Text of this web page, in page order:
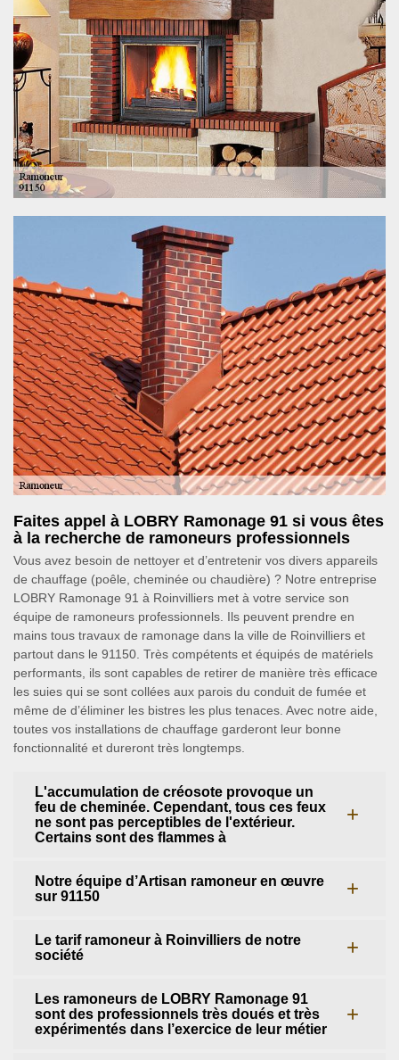
Faites appel à LOBRY Ramonage 91 si vous êtes
à la recherche de ramoneurs professionnels
Vous avez besoin de nettoyer et d’entretenir vos divers appareils
de chauffage (poêle, cheminée ou chaudière) ? Notre entreprise
LOBRY Ramonage 91 à Roinvilliers met à votre service son
équipe de ramoneurs professionnels. Ils peuvent prendre en
mains tous travaux de ramonage dans la ville de Roinvilliers et
partout dans le 91150. Très compétents et équipés de matériels
performants, ils sont capables de retirer de manière très efficace
les suies qui se sont collées aux parois du conduit de fumée et
même de d’éliminer les bistres les plus tenaces. Avec notre aide,
toutes vos installations de chauffage garderont leur bonne
fonctionnalité et dureront très longtemps.
L'accumulation de créosote provoque un
feu de cheminée. Cependant, tous ces feux
ne sont pas perceptibles de l'extérieur.
Certains sont des flammes à
Notre équipe d’Artisan ramoneur en œuvre
sur 91150
Le tarif ramoneur à Roinvilliers de notre
société
Les ramoneurs de LOBRY Ramonage 91
sont des professionnels très doués et très
expérimentés dans l’exercice de leur métier